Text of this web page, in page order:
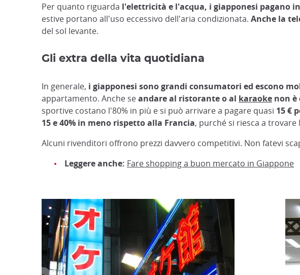
Per quanto riguarda l'elettricità e l'acqua, i giapponesi pagano
estive portano all'uso eccessivo dell'aria condizionata. Anche la
del sol levante.
Gli extra della vita quotidiana
In generale, i giapponesi sono grandi consumatori ed escono
appartamento. Anche seandare al ristorante o al karaoke non è
sportive costano l'80% in più e si può arrivare a pagare quasi 15 €
15 e 40% in meno rispetto alla Francia, purché si riesca a trovare
Alcuni rivenditori offrono prezzi davvero competitivi. Non fatevi
Leggere anche: Fare shopping a buon mercato in Giappone